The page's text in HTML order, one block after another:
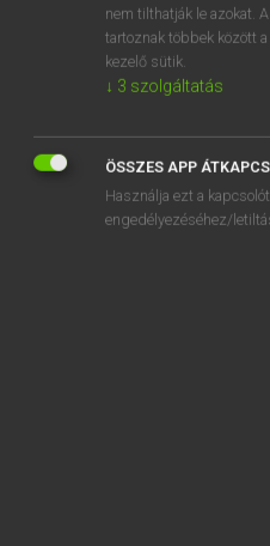
MICROSOFT
BEÉPÜLŐ
ONLINE
nem tilthatják le azokat.
tartoznak többek között
kezelő sütik.
↓ 3 szolgáltatás
ÖSSZES APP
Használja ezt a
engedélyezéséhez/